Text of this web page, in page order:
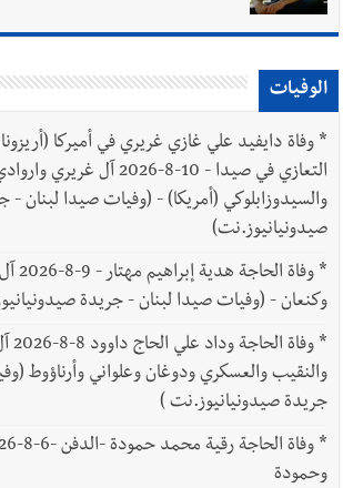
الوفيات
*
التعازي في صيدا - 10-8-2026 آل
والسيدوزابلوكي (أمريكا) - (وفيات صيدا لبنان -
صيدونيانيوز.نت)
*
وفاة
وكنعان - (وفيات صيدا لبنان - جريدة
*
والنقيب والعسكري ودوغان وعلواني وأرناؤوط
جريدة صيدونيانيوز.نت )
*
وحمودة